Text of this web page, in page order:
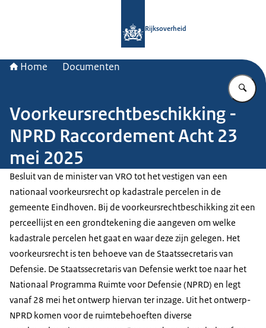
Rijksoverheid
Home Documenten
Voorkeursrechtbeschikking -
NPRD Raccordement Acht 23
mei 2025
Besluit van de minister van VRO tot het vestigen van een
nationaal voorkeursrecht op kadastrale percelen in de
gemeente Eindhoven. Bij de voorkeursrechtbeschikking zit een
perceellijst en een grondtekening die aangeven om welke
kadastrale percelen het gaat en waar deze zijn gelegen. Het
voorkeursrecht is ten behoeve van de Staatssecretaris van
Defensie. De Staatssecretaris van Defensie werkt toe naar het
Nationaal Programma Ruimte voor Defensie (NPRD) en legt
vanaf 28 mei het ontwerp hiervan ter inzage. Uit het ontwerp-
NPRD komen voor de ruimtebehoeften diverse